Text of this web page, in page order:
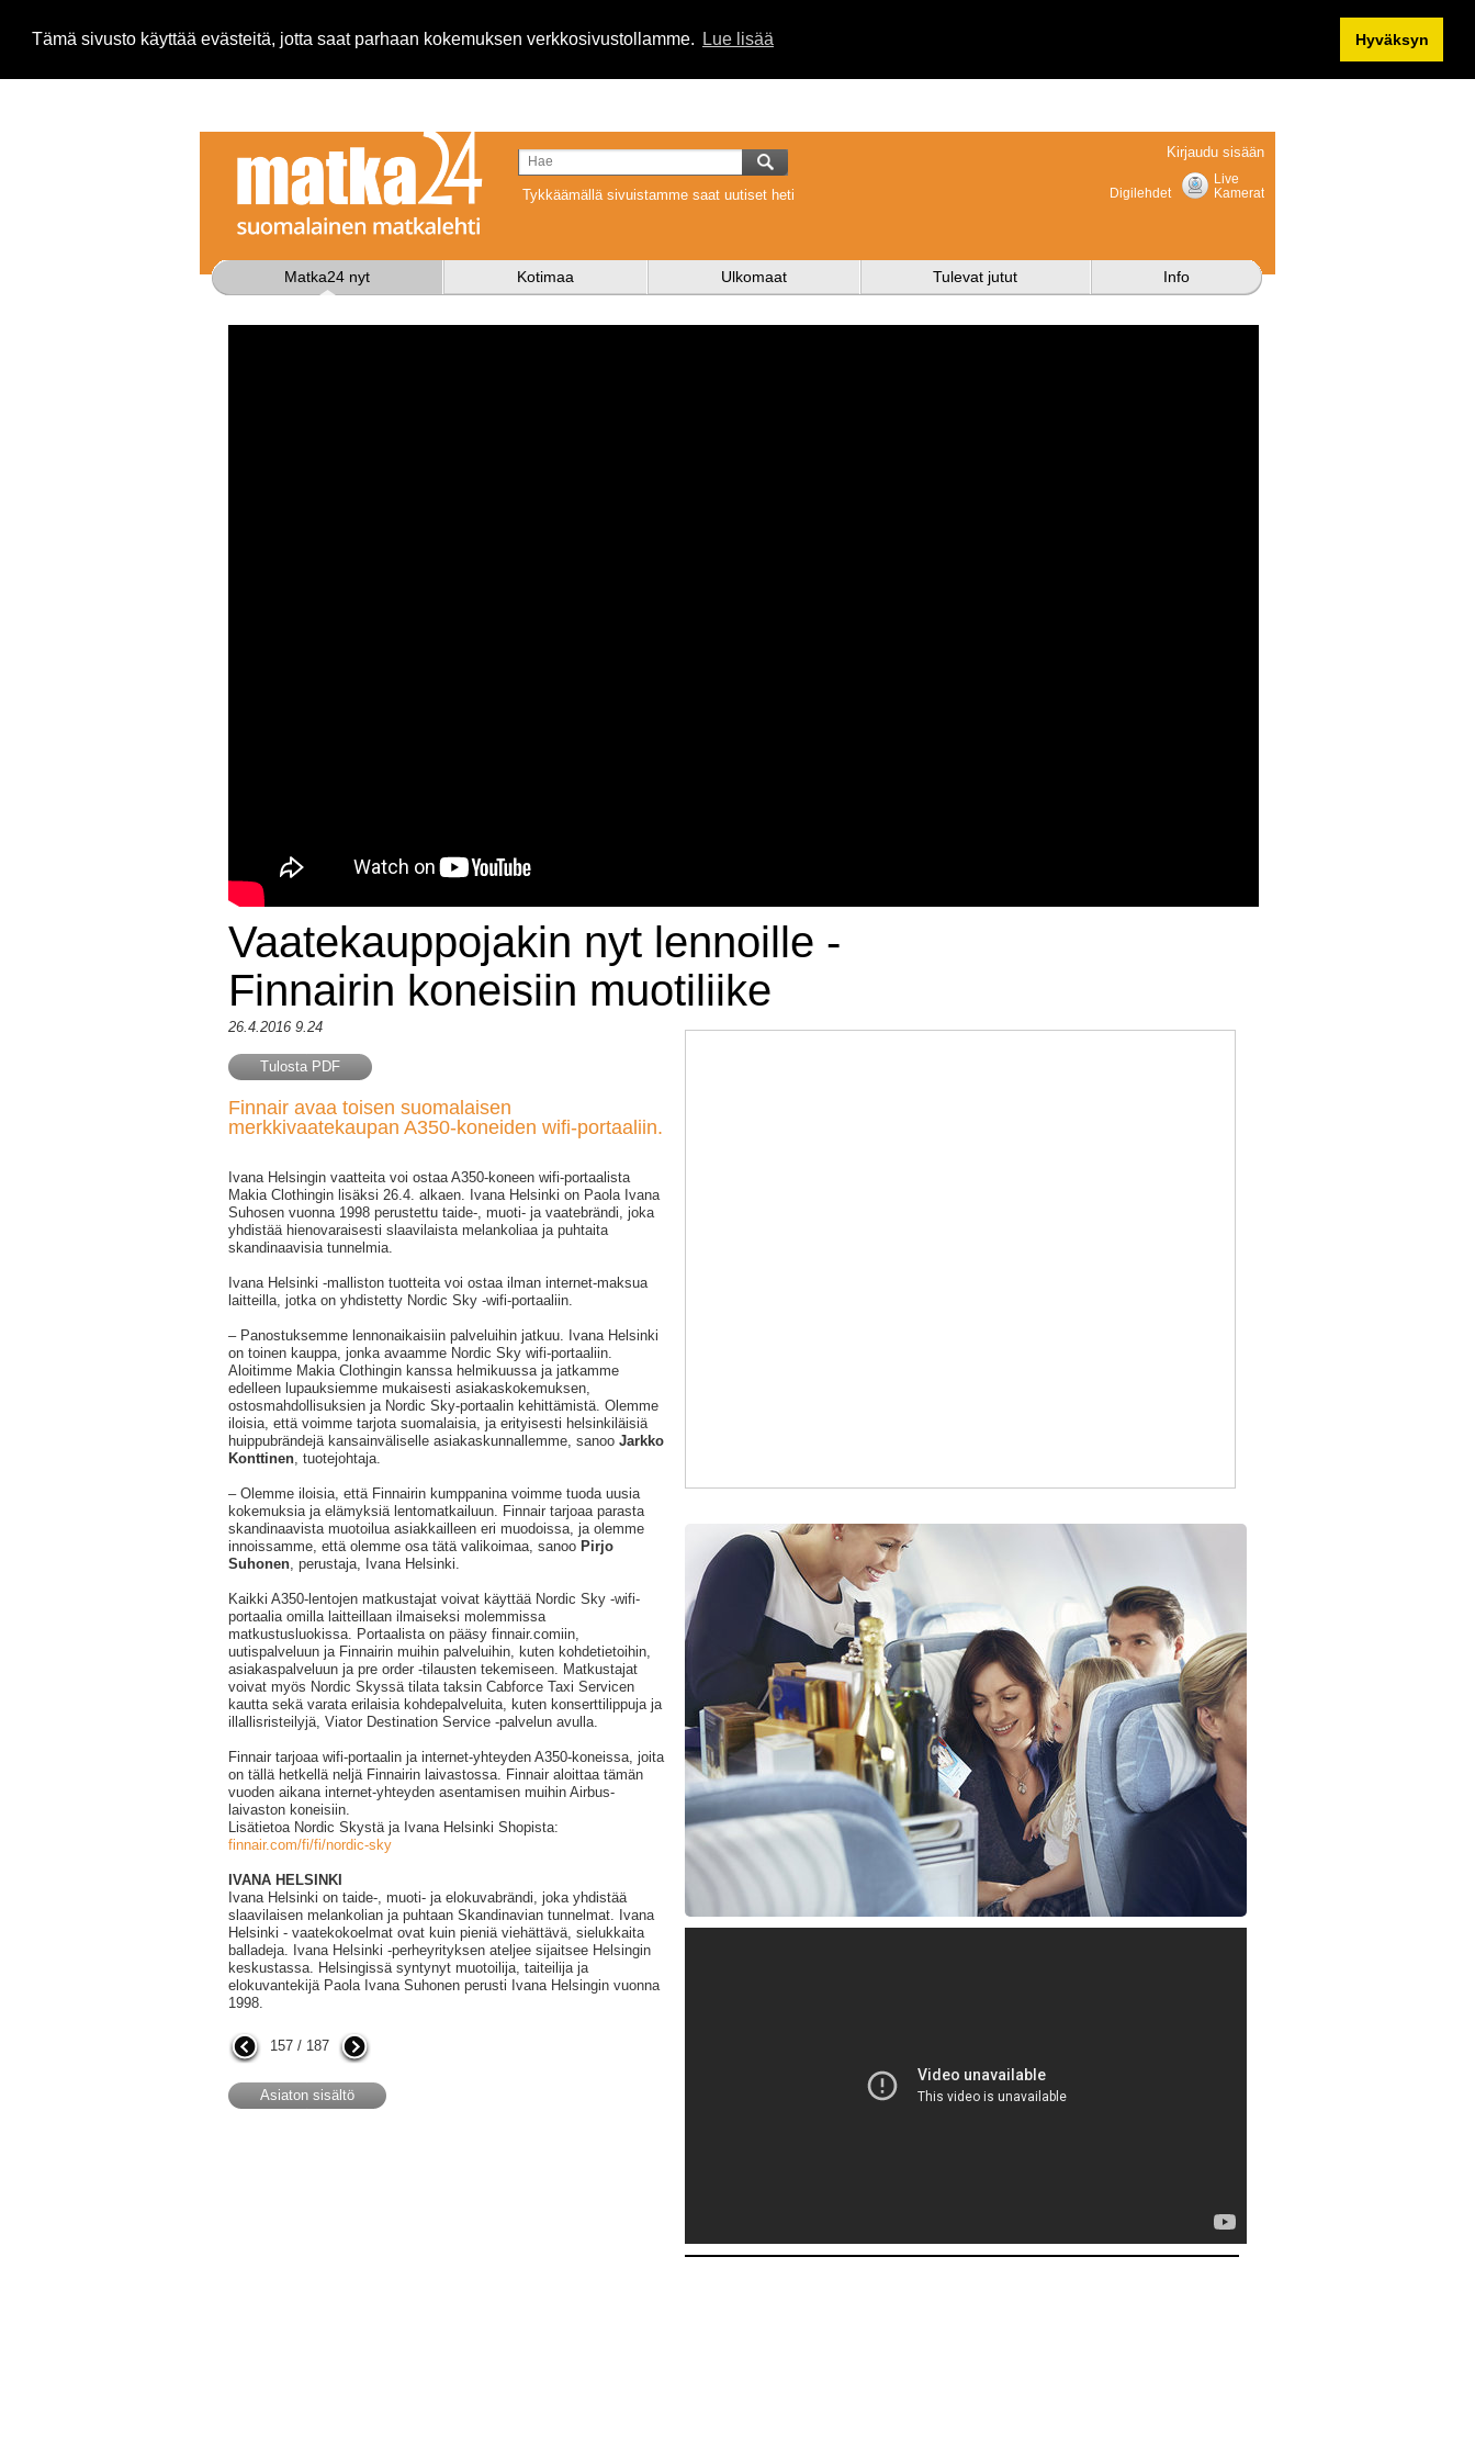
Tämä sivusto käyttää evästeitä, jotta saat parhaan kokemuksen verkkosivustollamme. Lue lisää Hyväksyn
Tykkäämällä sivuistamme saat uutiset heti
Kirjaudu sisään
Live
Kamerat
Digilehdet
Matka24 nyt Kotimaa Ulkomaat Tulevat jutut Info
Vaatekauppojakin nyt lennoille -
Finnairin koneisiin muotiliike
26.4.2016 9.24
Tulosta PDF
Finnair avaa toisen suomalaisen
merkkivaatekaupan A350-koneiden wifi-portaaliin.
Ivana Helsingin vaatteita voi ostaa A350-koneen wifi-portaalista
Makia Clothingin lisäksi 26.4. alkaen. Ivana Helsinki on Paola Ivana
Suhosen vuonna 1998 perustettu taide-, muoti- ja vaatebrändi, joka
yhdistää hienovaraisesti slaavilaista melankoliaa ja puhtaita
skandinaavisia tunnelmia.
Ivana Helsinki -malliston tuotteita voi ostaa ilman internet-maksua
laitteilla, jotka on yhdistetty Nordic Sky -wifi-portaaliin.
‒ Panostuksemme lennonaikaisiin palveluihin jatkuu. Ivana Helsinki
on toinen kauppa, jonka avaamme Nordic Sky wifi-portaaliin.
Aloitimme Makia Clothingin kanssa helmikuussa ja jatkamme
edelleen lupauksiemme mukaisesti asiakaskokemuksen,
ostosmahdollisuksien ja Nordic Sky-portaalin kehittämistä. Olemme
iloisia, että voimme tarjota suomalaisia, ja erityisesti helsinkiläisiä
huippubrändejä kansainväliselle asiakaskunnallemme, sanoo Jarkko
Konttinen, tuotejohtaja.
‒ Olemme iloisia, että Finnairin kumppanina voimme tuoda uusia
kokemuksia ja elämyksiä lentomatkailuun. Finnair tarjoaa parasta
skandinaavista muotoilua asiakkailleen eri muodoissa, ja olemme
innoissamme, että olemme osa tätä valikoimaa, sanoo Pirjo
Suhonen, perustaja, Ivana Helsinki.
Kaikki A350-lentojen matkustajat voivat käyttää Nordic Sky -wifi-
portaalia omilla laitteillaan ilmaiseksi molemmissa
matkustusluokissa. Portaalista on pääsy finnair.comiin,
uutispalveluun ja Finnairin muihin palveluihin, kuten kohdetietoihin,
asiakaspalveluun ja pre order -tilausten tekemiseen. Matkustajat
voivat myös Nordic Skyssä tilata taksin Cabforce Taxi Servicen
kautta sekä varata erilaisia kohdepalveluita, kuten konserttilippuja ja
illallisristeilyjä, Viator Destination Service -palvelun avulla.
Finnair tarjoaa wifi-portaalin ja internet-yhteyden A350-koneissa, joita
on tällä hetkellä neljä Finnairin laivastossa. Finnair aloittaa tämän
vuoden aikana internet-yhteyden asentamisen muihin Airbus-
laivaston koneisiin.
Lisätietoa Nordic Skystä ja Ivana Helsinki Shopista:
finnair.com/fi/fi/nordic-sky
IVANA HELSINKI
Ivana Helsinki on taide-, muoti- ja elokuvabrändi, joka yhdistää
slaavilaisen melankolian ja puhtaan Skandinavian tunnelmat. Ivana
Helsinki - vaatekokoelmat ovat kuin pieniä viehättävä, sielukkaita
balladeja. Ivana Helsinki -perheyrityksen ateljee sijaitsee Helsingin
keskustassa. Helsingissä syntynyt muotoilija, taiteilija ja
elokuvantekijä Paola Ivana Suhonen perusti Ivana Helsingin vuonna
1998.
157 / 187
Asiaton sisältö